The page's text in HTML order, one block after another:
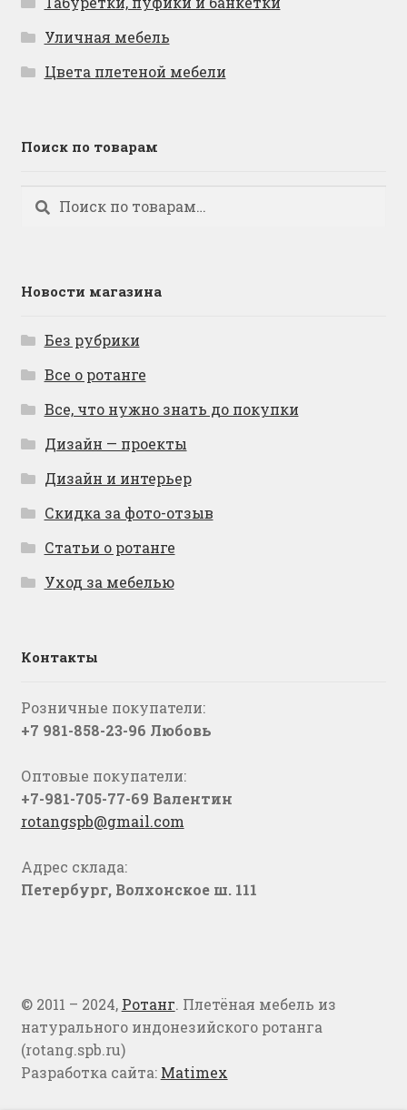
Уличная мебель
Цвета плетеной мебели
Поиск по товарам
Искать:
Поиск
Новости магазина
Без рубрики
Все о ротанге
Все, что нужно знать до покупки
Дизайн — проекты
Дизайн и интерьер
Скидка за фото-отзыв
Статьи о ротанге
Уход за мебелью
Контакты
Розничные покупатели:
+7 981-858-23-96 Любовь
Оптовые покупатели:
+7-981-705-77-69 Валентин
rotangspb@gmail.com
Адрес склада:
Петербург, Волхонское ш. 111
© 2011 – 2024, Ротанг. Плетёная мебель из
натурального индонезийского ротанга
(rotang.spb.ru)
Разработка сайта: Matimex